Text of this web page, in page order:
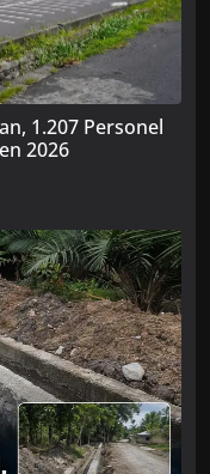
1.207 Personel
2026